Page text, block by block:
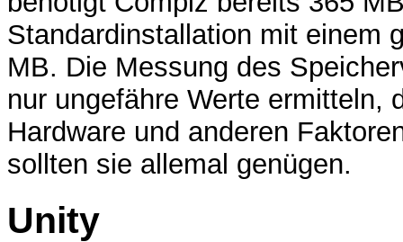
Standardinstallation mit einem
MB. Die Messung des
nur ungefähre Werte ermitteln,
Hardware und anderen
sollten sie allemal genügen.
Unity